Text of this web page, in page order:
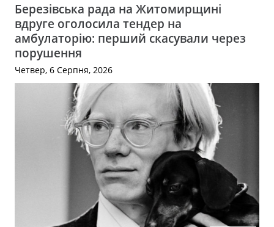
Березівська рада на Житомирщині
вдруге оголосила тендер на
амбулаторію: перший скасували через
порушення
Четвер, 6 Серпня, 2026